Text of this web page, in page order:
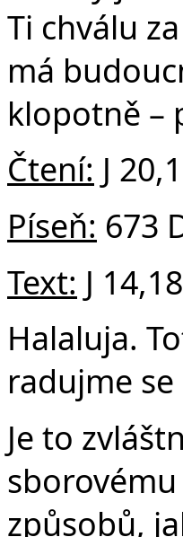
Ti chválu
má
klopotně –
Čtení: J
Píseň: 673
Text: J
Halaluja.
radujme
Je to
způsobů,